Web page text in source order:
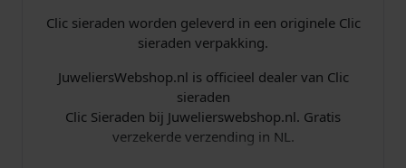
s
:
€
0
Clic sieraden worden geleverd in een originele Clic
sieraden verpakking.
JuweliersWebshop.nl is officieel dealer van Clic
sieraden
Clic Sieraden bij Juwelierswebshop.nl. Gratis
verzekerde verzending in NL.